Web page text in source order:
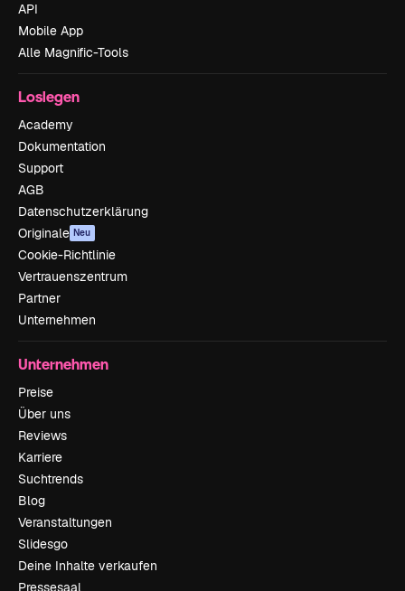
API
Mobile App
Alle Magnific-Tools
Loslegen
Academy
Dokumentation
Support
AGB
Datenschutzerklärung
Originale Neu
Cookie-Richtlinie
Vertrauenszentrum
Partner
Unternehmen
Unternehmen
Preise
Über uns
Reviews
Karriere
Suchtrends
Blog
Veranstaltungen
Slidesgo
Deine Inhalte verkaufen
Pressesaal